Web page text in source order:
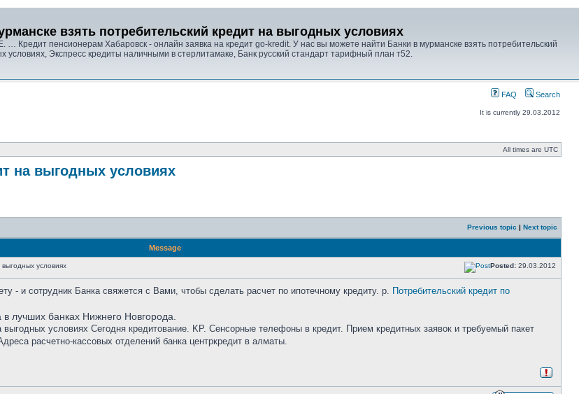
взять потребительский кредит на выгодных условиях
… Кредит пенсионерам Хабаровск - онлайн заявка на кредит go-kredit. У нас вы можете найти Банки в мурманске взять потребительский
условиях, Экспресс кредиты наличными в стерлитамаке, Банк русский стандарт тарифный план т52.
FAQ Search
It is currently 29.03.2012
All times are UTC
на выгодных условиях
Previous topic | Next topic
Message
условиях Posted: 29.03.2012
- и сотрудник Банка свяжется с Вами, чтобы сделать расчет по ипотечному кредиту. р. Потребительский кредит по
лучших банках Нижнего Новгорода.
выгодных условиях Сегодня кредитование. KP. Сенсорные телефоны в кредит. Прием кредитных заявок и требуемый пакет
расчетно-кассовых отделений банка центркредит в алматы.